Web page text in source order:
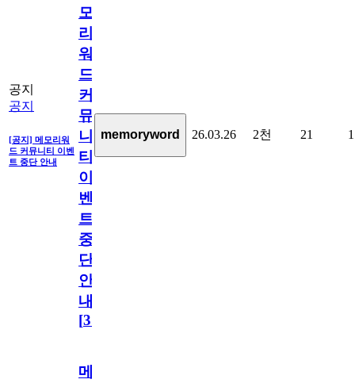
공지
공지
[공지] 메모리워
드 커뮤니티 이벤
트 중단 안내
모
리
워
드
커
뮤
니
티
이
벤
트
중
단
안
내
[31
memoryword 26.03.26 2천 21 1
메